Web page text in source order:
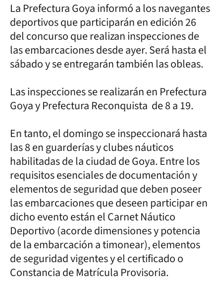
La Prefectura Goya informó a los navegantes
deportivos que participarán en edición 26
del concurso que realizan inspecciones de
las embarcaciones desde ayer. Será hasta el
sábado y se entregarán también las obleas.
Las inspecciones se realizarán en Prefectura
Goya y Prefectura Reconquista de 8 a 19.
En tanto, el domingo se inspeccionará hasta
las 8 en guarderías y clubes náuticos
habilitadas de la ciudad de Goya. Entre los
requisitos esenciales de documentación y
elementos de seguridad que deben poseer
las embarcaciones que deseen participar en
dicho evento están el Carnet Náutico
Deportivo (acorde dimensiones y potencia
de la embarcación a timonear), elementos
de seguridad vigentes y el certificado o
Constancia de Matrícula Provisoria.